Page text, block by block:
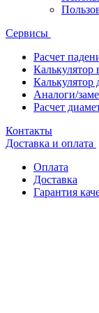
Сервисы
Расчет
Калькулятор
Калькулятор
Аналоги/
Расчет
Контакты
Доставка и оплата
Оплата
Доставка
Гарантия